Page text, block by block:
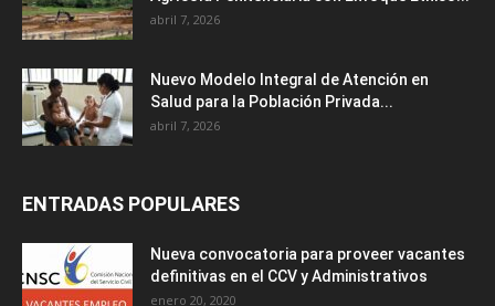
abril 7, 2026
Nuevo Modelo Integral de Atención en
Salud para la Población Privada...
abril 7, 2026
ENTRADAS POPULARES
Nueva convocatoria para proveer vacantes
definitivas en el CCV y Administrativos
enero 20, 2020